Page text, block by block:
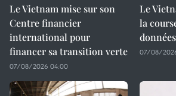
Le Vietnam mise sur son
Centre financier
international pour
financer sa transition verte
07/08/2026 04:00
Le
la
données
07/08/